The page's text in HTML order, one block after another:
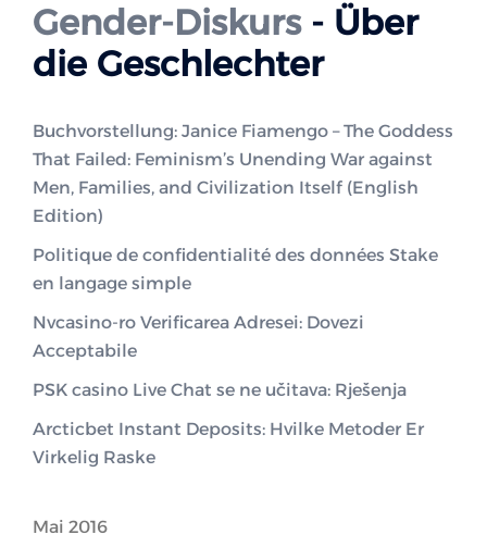
Gender-Diskurs- Über
die Geschlechter
Buchvorstellung: Janice Fiamengo – The Goddess
That Failed: Feminism’s Unending War against
Men, Families, and Civilization Itself (English
Edition)
Politique de confidentialité des données Stake
en langage simple
Nvcasino-ro Verificarea Adresei: Dovezi
Acceptabile
PSK casino Live Chat se ne učitava: Rješenja
Arcticbet Instant Deposits: Hvilke Metoder Er
Virkelig Raske
Mai 2016